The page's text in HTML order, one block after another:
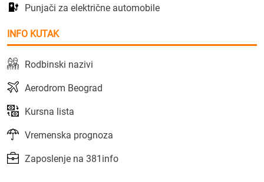
Punjači za električne automobile
INFO KUTAK
Rodbinski nazivi
Aerodrom Beograd
Kursna lista
Vremenska prognoza
Zaposlenje na 381info